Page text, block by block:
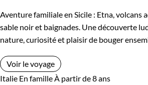
Les 2/5 ans
Aventure familiale en Sicile : Etna, volcans
sable noir et baignades. Une découverte
nature, curiosité et plaisir de bouger
Voir le voyage
Italie En familleÀ partir de 8 ans